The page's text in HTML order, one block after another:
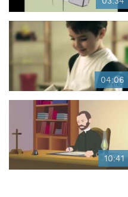
04:06
10:41